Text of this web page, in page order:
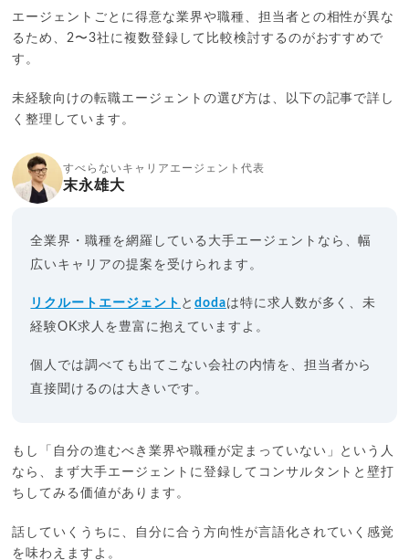
エージェントごとに得意な業界や職種、担当者との相性が異な
るため、2〜3社に複数登録して比較検討するのがおすすめで
す。
未経験向けの転職エージェントの選び方は、以下の記事で詳し
く整理しています。
すべらないキャリアエージェント代表
末永雄大
全業界・職種を網羅している大手エージェントなら、幅
広いキャリアの提案を受けられます。
リクルートエージェント と dodaは特に求人数が多く、未
経験OK求人を豊富に抱えていますよ。
個人では調べても出てこない会社の内情を、担当者から
直接聞けるのは大きいです。
もし「自分の進むべき業界や職種が定まっていない」という人
なら、まず大手エージェントに登録してコンサルタントと壁打
ちしてみる価値があります。
話していくうちに、自分に合う方向性が言語化されていく感覚
を味わえますよ。